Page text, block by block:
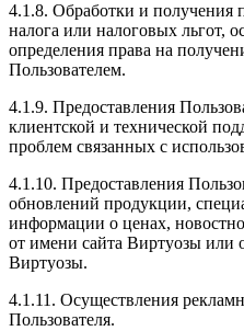
4.1.8. Обработки и получения
налога или налоговых льгот,
определения права на
Пользователем.
4.1.9. Предоставления
клиентской и технической
проблем связанных с
4.1.10. Предоставления
обновлений продукции,
информации о ценах,
от имени сайта Виртуозы или
Виртуозы.
4.1.11. Осуществления
Пользователя.